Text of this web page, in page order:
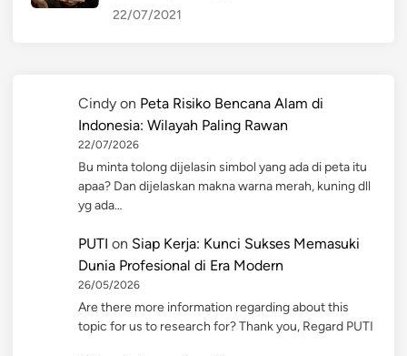
22/07/2021
Cindy on Peta Risiko Bencana Alam di
Indonesia: Wilayah Paling Rawan
22/07/2026
Bu minta tolong dijelasin simbol yang ada di peta itu
apaa? Dan dijelaskan makna warna merah, kuning dll
yg ada…
PUTI on Siap Kerja: Kunci Sukses Memasuki
Dunia Profesional di Era Modern
26/05/2026
Are there more information regarding about this
topic for us to research for? Thank you, Regard PUTI